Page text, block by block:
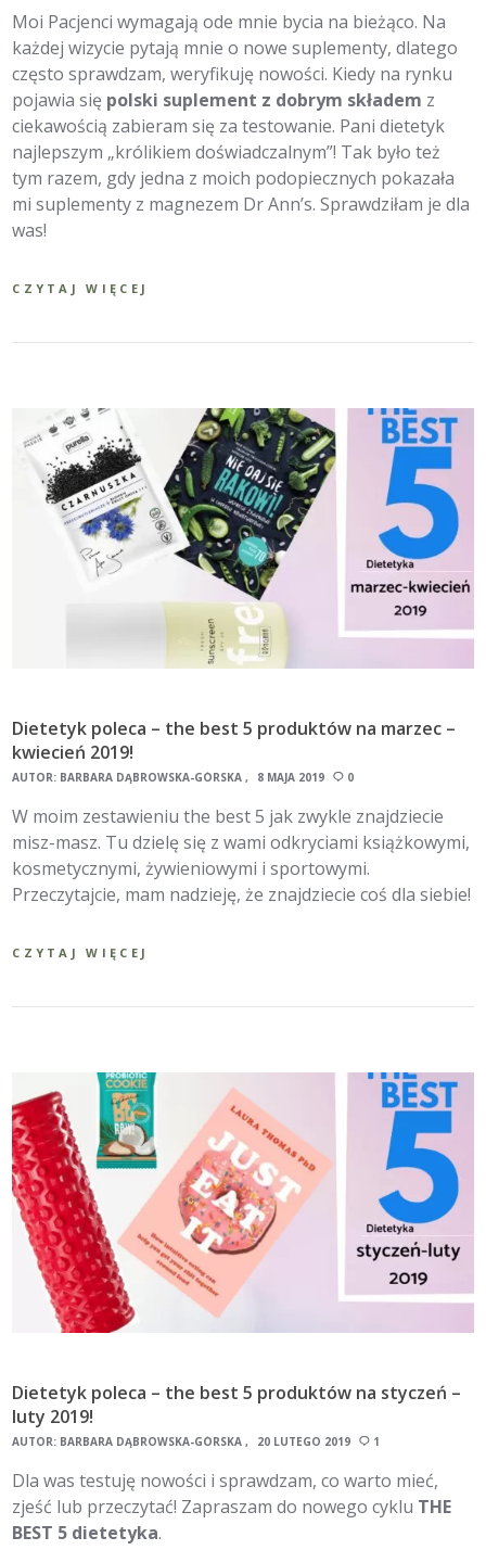
Moi Pacjenci wymagają ode mnie bycia na bieżąco. Na
każdej wizycie pytają mnie o nowe suplementy, dlatego
często sprawdzam, weryfikuję nowości. Kiedy na rynku
pojawia się polski suplement z dobrym składem z
ciekawością zabieram się za testowanie. Pani dietetyk
najlepszym „królikiem doświadczalnym”! Tak było też
tym razem, gdy jedna z moich podopiecznych pokazała
mi suplementy z magnezem Dr Ann’s. Sprawdziłam je dla
was!
CZYTAJ WIĘCEJ
Dietetyk poleca – the best 5 produktów na marzec –
kwiecień 2019!
AUTOR: BARBARA DĄBROWSKA-GÓRSKA 8 MAJA 2019 0
W moim zestawieniu the best 5 jak zwykle znajdziecie
misz-masz. Tu dzielę się z wami odkryciami książkowymi,
kosmetycznymi, żywieniowymi i sportowymi.
Przeczytajcie, mam nadzieję, że znajdziecie coś dla siebie!
CZYTAJ WIĘCEJ
Dietetyk poleca – the best 5 produktów na styczeń –
luty 2019!
AUTOR: BARBARA DĄBROWSKA-GÓRSKA 20 LUTEGO 2019 1
Dla was testuję nowości i sprawdzam, co warto mieć,
zjeść lub przeczytać! Zapraszam do nowego cyklu THE
BEST 5 dietetyka.